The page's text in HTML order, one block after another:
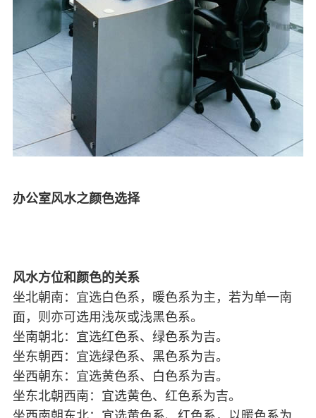
办公室风水之颜色选择
风水方位和颜色的关系
坐北朝南：宜选白色系，暖色系为主，若为单一南
面，则亦可选用浅灰或浅黑色系。
坐南朝北：宜选红色系、绿色系为吉。
坐东朝西：宜选绿色系、黑色系为吉。
坐西朝东：宜选黄色系、白色系为吉。
坐东北朝西南：宜选黄色、红色系为吉。